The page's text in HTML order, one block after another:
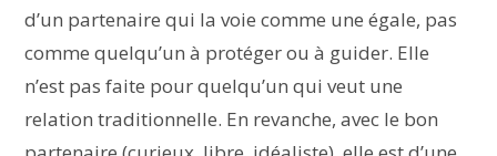
d’un partenaire qui la voie comme une égale, pas
comme quelqu’un à protéger ou à guider. Elle
n’est pas faite pour quelqu’un qui veut une
relation traditionnelle. En revanche, avec le bon